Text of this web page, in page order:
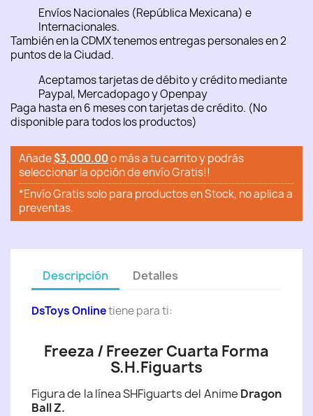
Envíos Nacionales (República Mexicana) e
Internacionales.
También en la CDMX tenemos entregas personales en 2
puntos de la Ciudad.
Aceptamos tarjetas de débito y crédito mediante
Paypal, Mercadopago y Openpay
Paga hasta en 6 meses con tarjetas de crédito. (No
disponible para todos los productos)
Añade$3,000.00o más a tu carrito y podrás
seleccionar la opción de envío Gratis!!
*Envío Gratis solo para productos en Stock, no aplica a
preventas.
Descripción Detalles
DsToys Onlinetiene para ti:
Freeza / Freezer Cuarta Forma
S.H.Figuarts
Figura de la línea SHFiguarts del Anime Dragon
Ball Z.